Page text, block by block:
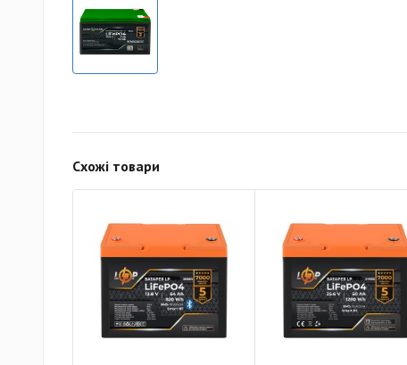
Схожі товари